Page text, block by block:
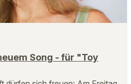
Song - für "Toy